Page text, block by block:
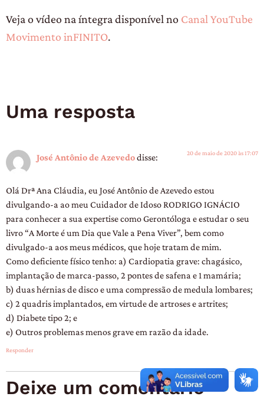
Veja o vídeo na íntegra disponível no Canal YouTube
Movimento inFINITO.
Uma resposta
José Antônio de Azevedodisse: 20 de maio de 2020 às 17:07
Olá Drª Ana Cláudia, eu José Antônio de Azevedo estou
divulgando-a ao meu Cuidador de Idoso RODRIGO IGNÁCIO
para conhecer a sua expertise como Gerontóloga e estudar o seu
livro “A Morte é um Dia que Vale a Pena Viver”, bem como
divulgado-a aos meus médicos, que hoje tratam de mim.
Como deficiente físico tenho: a) Cardiopatia grave: chagásico,
implantação de marca-passo, 2 pontes de safena e 1 mamária;
b) duas hérnias de disco e uma compressão de medula lombares;
c) 2 quadris implantados, em virtude de artroses e artrites;
d) Diabete tipo 2; e
e) Outros problemas menos grave em razão da idade.
Responder
Deixe um comentário